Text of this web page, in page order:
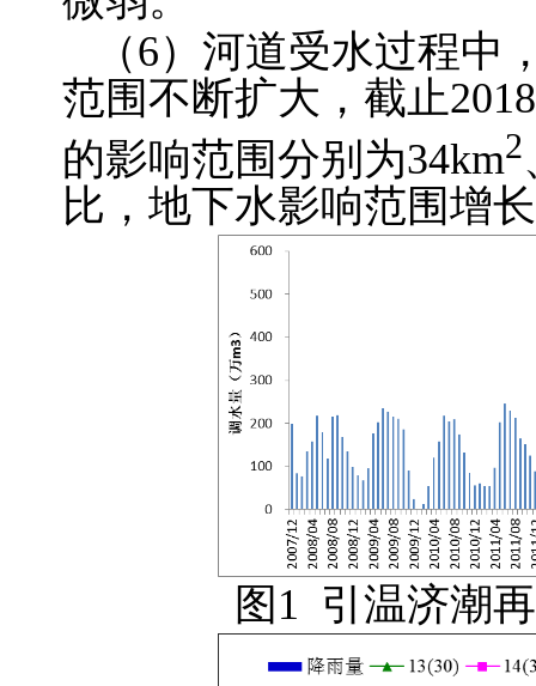
（6）河道受水过程中
范围不断扩大，截止
的影响范围分别为34km2
比，地下水影响范围增
图1 引温济潮